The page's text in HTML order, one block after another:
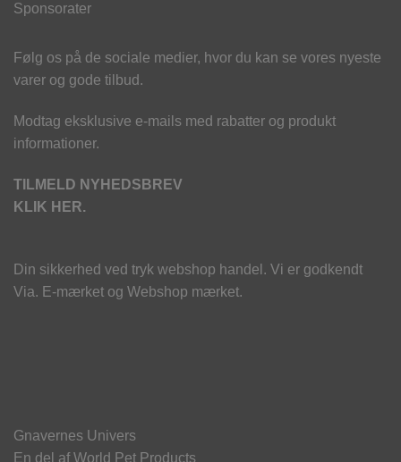
Sponsorater
Følg os på de sociale medier, hvor du kan se vores nyeste
varer og gode tilbud.
Modtag eksklusive e-mails med rabatter og produkt
informationer.
TILMELD NYHEDSBREV
KLIK HER.
Din sikkerhed ved tryk webshop handel. Vi er godkendt
Via. E-mærket og Webshop mærket.
Gnavernes Univers
En del af World Pet Products